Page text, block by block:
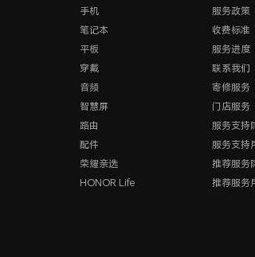
手机
笔记本
平板
穿戴
音频
智慧屏
路由
配件
荣耀亲选
HONOR Life
服务政策
收费标准
服务进度
联系我们
寄修服务
门店服务
服务支持
服务支持
推荐服务
推荐服务